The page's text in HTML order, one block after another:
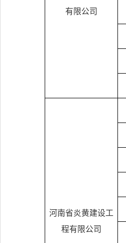
有限公司
河南省炎黄建设工
程有限公司